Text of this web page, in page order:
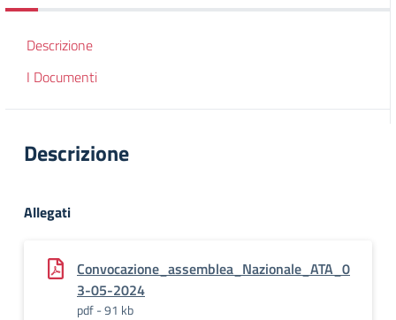
Descrizione
I Documenti
Descrizione
Allegati
Convocazione_assemblea_Nazionale_ATA_0
3-05-2024
pdf - 91 kb